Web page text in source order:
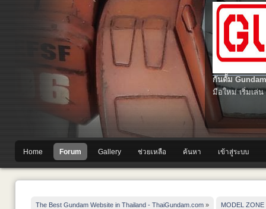
กันดั้ม
มือใหม่ เริ่มเล่น
Home Forum Gallery ช่วยเหลือ ค้นหา เข้าสู่ระบบ
The Best Gundam Website in Thailand - ThaiGundam.com » MODEL ZONE